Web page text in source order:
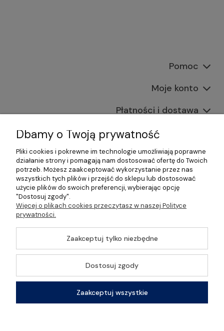
Pomoc
Moje konto
Płatności i dostawa
Informacje
O nas
©2026 Wszelkie Prawa Zastrzeżone | Gastrosklep |
Wyposażenie gastronomii, restauracji oraz barów
Szablon Master byEcommercy
Pokaż pełną wersję strony
Sklep internetowy Shoper Premium
Dbamy o Twoją prywatność
Pliki cookies i pokrewne im technologie umożliwiają poprawne
działanie strony i pomagają nam dostosować ofertę do Twoich
potrzeb. Możesz zaakceptować wykorzystanie przez nas
wszystkich tych plików i przejść do sklepu lub dostosować
użycie plików do swoich preferencji, wybierając opcję
"Dostosuj zgody".
Więcej o plikach cookies przeczytasz w naszej Polityce
prywatności.
Zaakceptuj tylko niezbędne
Dostosuj zgody
Zaakceptuj wszystkie